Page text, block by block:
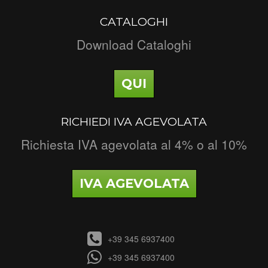
CATALOGHI
Download Cataloghi
QUI
RICHIEDI IVA AGEVOLATA
Richiesta IVA agevolata al 4% o al 10%
IVA AGEVOLATA
+39 345 6937400
+39 345 6937400